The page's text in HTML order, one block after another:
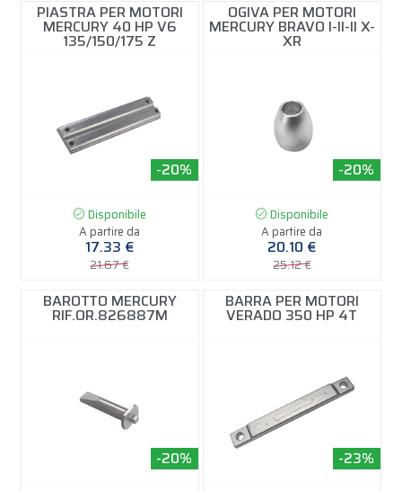
PIASTRA PER MOTORI
MERCURY 40 HP V6
135/150/175 Z
-20%
Disponibile
A partire da
17.33 €
21.67 €
OGIVA PER MOTORI
MERCURY BRAVO I-II-II X-
XR
-20%
Disponibile
A partire da
20.10 €
25.12 €
BAROTTO MERCURY
RIF.OR.826887M
-20%
BARRA PER MOTORI
VERADO 350 HP 4T
-23%